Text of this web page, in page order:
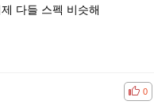
다들 스펙 비슷해
비공감
0